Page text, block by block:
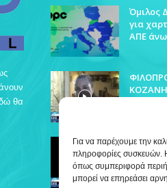
Για να παρέχουμε την
πληροφορίες συσκευών.
όπως συμπεριφορά
μπορεί να επηρεάσει
θα
Όμιλος
για
ΑΠΕ άνω